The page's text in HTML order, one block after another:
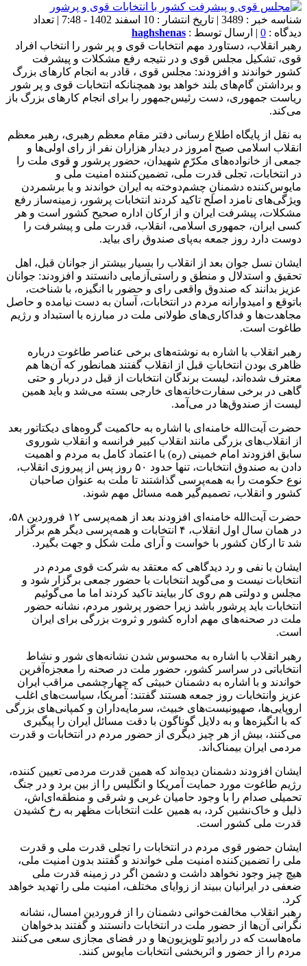
شناسه خبر : 3489 | تاریخ انتشار : 10 اسفند 1402 - 7:48 | تعداد
دیدگاه : 0 | ارسال توسط : haghshenas
رهبر انقلاب، دستاورد مهم انتخابات قوی و پر شور را انتخاب افراد
قوی، تشکیل مجلس قوی و در نتیجه رفع مشکلات و پیشرفت
کشور خواندند و افزودند: مجلس قوی ، قادر به انجام کارهای بزرگ
و برداشتن گام‌های بلند خواهد بود همچنانکه انتخابات قوی و پر شور
ریاست جمهوری، دست رئیس‌جمهور را برای انجام کارهای بزرگ باز
می‌کند.
به نقل از پایگاه اطلاع رسانی دفتر مقام معظم رهبری، رهبر معظم
انقلاب اسلامی صبح امروز در دیدار هزاران نفر از رای اولی‌ها و
جمعی از خانواده‌های مکرّم شهیدان، حضور پرشور و قوی ملت را
در انتخابات، ‌تجلی قدرت ملّی، تضمین‌کننده امنیت ملّی و
مایوس‌کننده دشمنانِ چشم‌دوخته به ایران خواندند و با برشمردن
ویژگی‌های نامزد اصلح تاکید کردند انتخابات پرشور، زمینه‌ساز رفع
مشکلات، پیشرفت ایران و از ارکان اداره صحیح کشور است و هر
کسی ایران، جمهوری اسلامی، انقلاب، قدرت ملی و پیشرفت را
دوست دارد روز جمعه به‌پای صندوق رای بیاید.
ایشان نسل جوان بعد از انقلاب را بسیار بیشتر از جوانان قبل، اهل
تحقیق و استدلال و منطق و راستی‌آزمایی دانستند و افزودند: جوانان
عزیز بدانند که صندوق واقعی رای و حضور با انگیزه، با شناخت،
باتوقع و امیدوارانه مردم در انتخابات، آسان به دست نیامده و حاصل
مجاهدت‌ها و فداکاری‌های طولانی ملت در مبارزه با استبداد و رژیم
طاغوت است.
رهبر انقلاب با اشاره به نوشته‌های برخی عناصر طاغوت درباره
ظاهری بودن انتخاباتِ قبل از انقلاب گفتند همانطور که آن‌ها هم
معترف شده‌اند، لیست برندگان انتخابات از قبل در دربار و حتی
گاهی در برخی سفارت‌خانه‌های خارجی بسته می‌شد و باید همین
لیست از صندوق‌ها در می‌آمد.
حضرت آیت‌الله خامنه‌ای با اشاره به حاکمیت گروه‌های دیکتاتور بعد
از انقلاب‌های بزرگی مانند انقلاب کبیر فرانسه و انقلاب شوروی
سابق افزودند امام خمینی (ره) با اعتماد کامل به مردم و اهمیت
دادن به صندوق انتخابات، ‌تنها حدود ۵۰ روز پس از پیروزی انقلاب،
نوع حکومت را به همه‌پرسی گذاشتند تا ملت به عنوان صاحبان
کشور و انقلاب، تصمیم‌گیر همه مسائل مهم شوند.
حضرت آیت‌الله خامنه‌ای افزودند بعد از همه‌پرسی ۱۲ فروردین ۵۸،
در همان سال اول انقلاب، ۴ انتخابات و همه‌پرسی دیگر هم برگزار
شد تا ارکان کشور با خواست و آرای ملت شکل و جهت بگیرد.
ایشان با نفی و رد دیدگاهی که معتقد به شرکت قوی مردم در
انتخابات نیست و می‌گوید انتخابات با حضور جمعی برگزار شود و
مجلس و دولتی هم روی کار بیایند تاکید کردند اما ما می‌گوئیم
انتخابات باید پرشور باشد زیرا حضور پرشور مردم، نشانه حضور
ملت در صحنه‌های مهم اداره کشور و ثروت بزرگی برای ایران
است.
رهبر انقلاب با اشاره به محسوس شدن نشانه‌های شور و نشاط
انتخاباتی در سراسر کشور، حضور ملت در صحنه را معجزه‌آفرین
خواندند و با اشاره به دشمنان خبیثی که چهارچشمی مراقب ایران
عزیز وانتخابات روز جمعه هستند گفتند: آمریکا، ‌سیاست‌های اغلب
اروپایی‌ها،‌ صهیونیست‌های خبیث، سرمایه‌داران و کمپانی‌های بزرگی
که با انگیزه‌ها و به دلایل گوناگون با دقت مسائل ایران را پیگیری
می‌کنند، بیش از هر چیز دیگری از حضور مردم در انتخابات و قدرت
مردمی ایران بیمناک‌اند.
ایشان افزودند دشمنان دیده‌اند که همین قدرت مردمی تعیین کننده،
رژیم طاغوت مورد حمایت آمریکا و انگلیس را از بین برد و در جنگ
تحمیلی صدام را با وجود حامیان غربی و شرقی و منطقه‌ای‌اش،
ذلیل و خاک‌نشین کرد، به همین علت انتخابات مظهر به رخ کشیدن
قدرت ملی کشور است.
ایشان حضور قوی مردم در انتخابات را تجلی قدرت ملی و قدرت
ملی را تضمین‌کننده امنیت ملی خواندند و گفتند بدون امنیت ملی،
هیچ چیز وجود نخواهد داشت و دشمن اگر در زمینه قدرت ملی
ضعفی در ایرانیان ببیند از زوایای مختلف، امنیت ملی را تهدید خواهد
کرد.
رهبر انقلاب مخالفت‌خوانی دشمنان را از فروردین امسال، نشانه
نگرانی آن‌ها از حضور ملت در انتخابات دانستند و گفتند بدخواهان
ماه‌هاست که در رادیو تلویزیون‌ها و در فضای مجازی سعی می‌کنند
مردم را از حضور و اثربخشی انتخابات مایوس کنند.